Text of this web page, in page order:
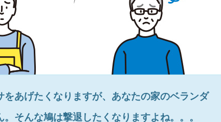
あげたくなりますが、あなたの家のベランダ
そんな鳩は撃退したくなりますよね。。。